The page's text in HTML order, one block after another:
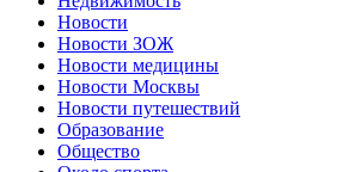
Новости
Новости ЗОЖ
Новости медицины
Новости Москвы
Новости путешествий
Образование
Общество